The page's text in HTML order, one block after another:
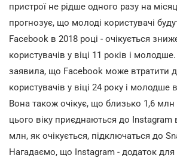
пристрої не рідше одного разу на
прогнозує, що молоді користувачі
Facebook в 2018 році - очікується
користувачів у віці 11 років і
заявила, що Facebook може втратити
користувачів у віці 24 року і молодше
Вона також очікує, що близько 1,6 млн
цього віку приєднаються до Instagram
млн, як очікується, підключаться до
Нагадаємо, що Instagram - додаток для